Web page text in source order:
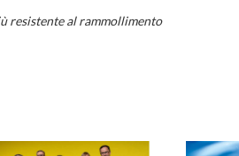
resistente al rammollimento